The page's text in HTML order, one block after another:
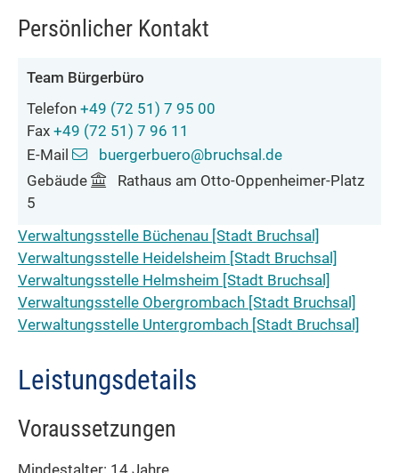
Persönlicher Kontakt
Team Bürgerbüro
Telefon +49 (72 51) 7 95 00
Fax +49 (72 51) 7 96 11
E-Mail
buergerbuero@bruchsal.de
Gebäude
Rathaus am Otto-Oppenheimer-Platz
5
Verwaltungsstelle Büchenau [Stadt Bruchsal]
Verwaltungsstelle Heidelsheim [Stadt Bruchsal]
Verwaltungsstelle Helmsheim [Stadt Bruchsal]
Verwaltungsstelle Obergrombach [Stadt Bruchsal]
Verwaltungsstelle Untergrombach [Stadt Bruchsal]
Leistungsdetails
Voraussetzungen
Mindestalter: 14 Jahre